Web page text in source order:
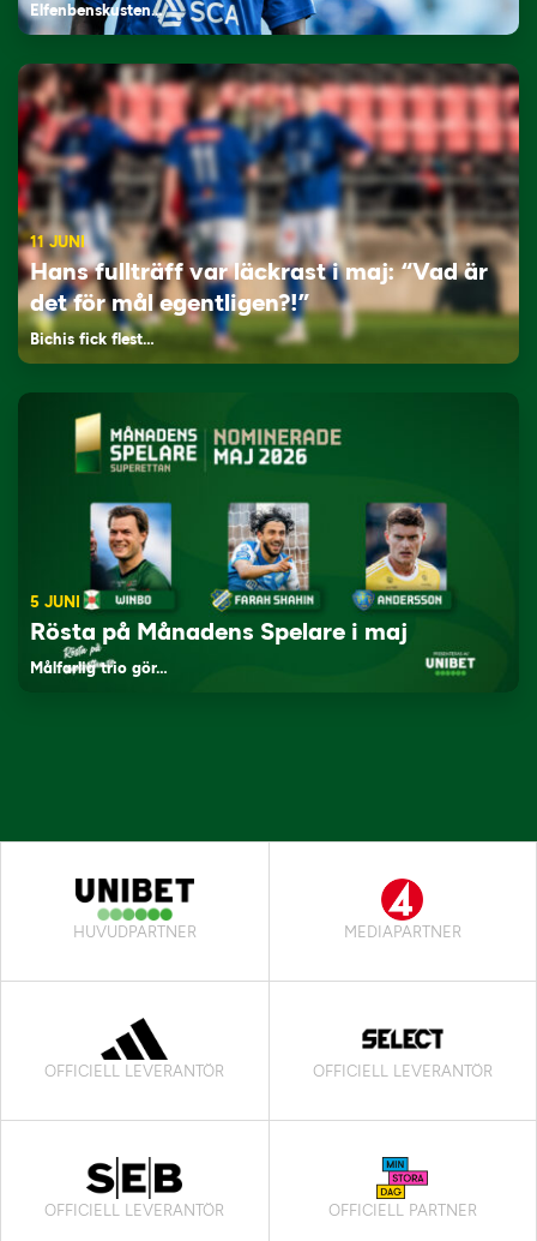
Elfenbenskusten…
11 JUNI
Hans fullträff var läckrast i maj: “Vad är
det för mål egentligen?!”
Bichis fick flest…
5 JUNI
Rösta på Månadens Spelare i maj
Målfarlig trio gör…
HUVUDPARTNER MEDIAPARTNER
OFFICIELL LEVERANTÖR OFFICIELL LEVERANTÖR
OFFICIELL LEVERANTÖR OFFICIELL PARTNER